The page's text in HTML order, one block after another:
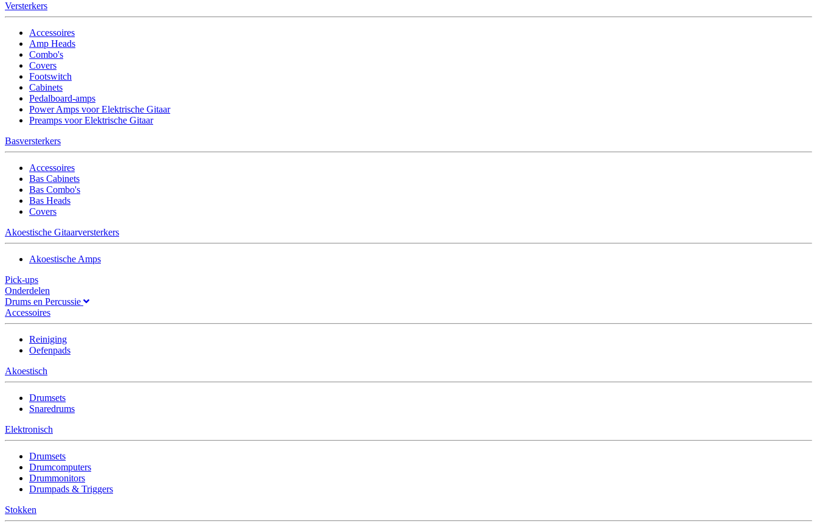
Versterkers
Accessoires
Amp Heads
Combo's
Covers
Footswitch
Cabinets
Pedalboard-amps
Power Amps voor Elektrische Gitaar
Preamps voor Elektrische Gitaar
Basversterkers
Accessoires
Bas Cabinets
Bas Combo's
Bas Heads
Covers
Akoestische Gitaarversterkers
Akoestische Amps
Pick-ups
Onderdelen
Drums en Percussie
Accessoires
Reiniging
Oefenpads
Akoestisch
Drumsets
Snaredrums
Elektronisch
Drumsets
Drumcomputers
Drummonitors
Drumpads & Triggers
Stokken